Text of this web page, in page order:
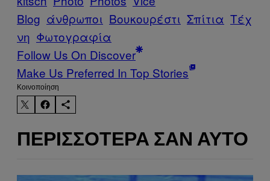
Blog άνθρωποι Βουκουρέστι Σπίτια Τέχ
νη Φωτογραφία
Follow Us On Discover
Make Us Preferred In Top Stories
Kοινοποίηση
ΠΕΡΙΣΣΌΤΕΡΑ ΣΑΝ ΑΥΤΌ